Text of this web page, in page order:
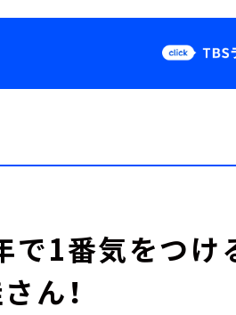
Podcast
で1番気をつけ
ん！